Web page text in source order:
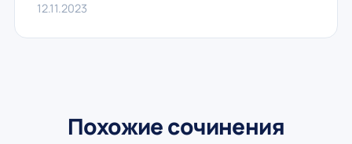
12.11.2023
Похожие сочинения